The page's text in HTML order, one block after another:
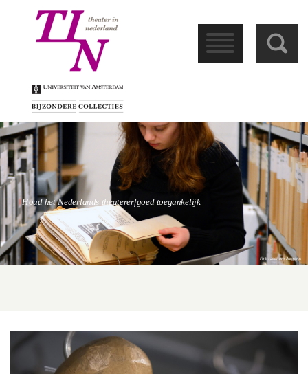
󰁖
Houd het Nederlands theatererfgoed toegankelijk
Foto: Jochem Jurgens